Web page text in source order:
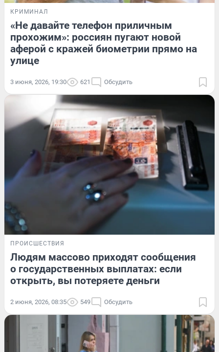
КРИМИНАЛ
«Не давайте телефон приличным
прохожим»: россиян пугают новой
аферой с кражей биометрии прямо на
улице
3 июня, 2026, 19:30 621 Обсудить
ПРОИСШЕСТВИЯ
Людям массово приходят сообщения
о государственных выплатах: если
открыть, вы потеряете деньги
2 июня, 2026, 08:35 549 Обсудить